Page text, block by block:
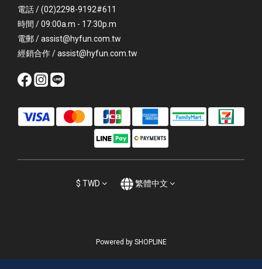
電話 / (02)2298-9192#611
時間 / 09:00a.m - 17:30p.m
電郵 / assist@hyfun.com.tw
經銷合作 / assist@hyfun.com.tw
$ TWD 繁體中文
Powered by SHOPLINE